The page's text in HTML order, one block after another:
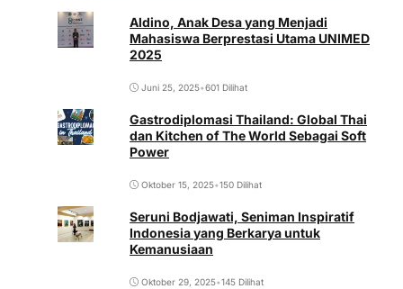
Aldino, Anak Desa yang Menjadi
Mahasiswa Berprestasi Utama UNIMED
2025
Juni 25, 2025•601 Dilihat
Gastrodiplomasi Thailand: Global Thai
dan Kitchen of The World Sebagai Soft
Power
Oktober 15, 2025•150 Dilihat
Seruni Bodjawati, Seniman Inspiratif
Indonesia yang Berkarya untuk
Kemanusiaan
Oktober 29, 2025•145 Dilihat